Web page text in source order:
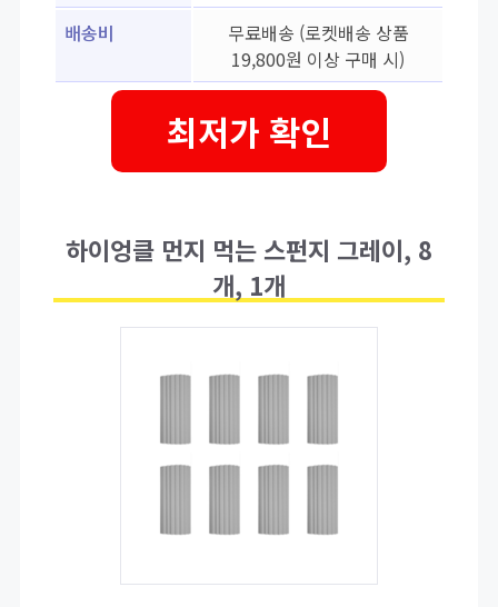
배송비
무료배송 (로켓배송 상품
19,800원 이상 구매 시)
최저가 확인
하이엉클 먼지 먹는 스펀지 그레이, 8
개, 1개